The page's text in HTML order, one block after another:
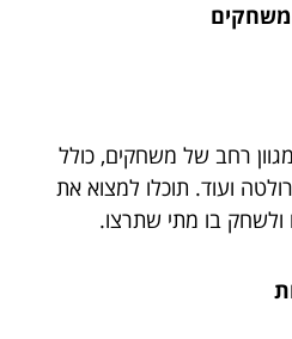
רחב של משחקים, כולל
ועוד. תוכלו למצוא את
בו מתי שתרצו.